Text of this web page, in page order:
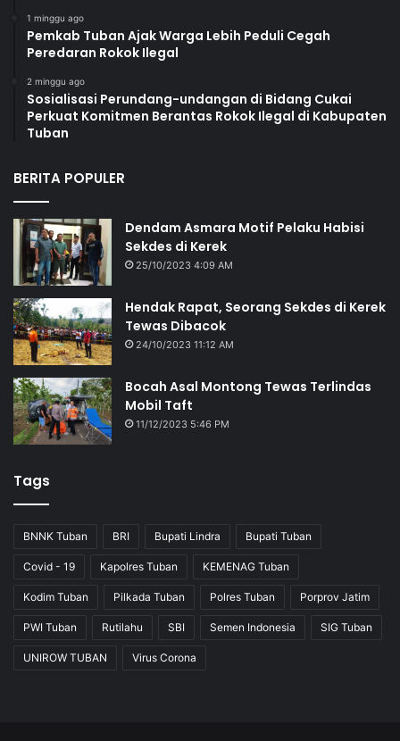
1 minggu ago
Pemkab Tuban Ajak Warga Lebih Peduli Cegah
Peredaran Rokok Ilegal
2 minggu ago
Sosialisasi Perundang-undangan di Bidang Cukai
Perkuat Komitmen Berantas Rokok Ilegal di Kabupaten
Tuban
BERITA POPULER
Dendam Asmara Motif Pelaku Habisi
Sekdes di Kerek
25/10/2023 4:09 AM
Hendak Rapat, Seorang Sekdes di Kerek
Tewas Dibacok
24/10/2023 11:12 AM
Bocah Asal Montong Tewas Terlindas
Mobil Taft
11/12/2023 5:46 PM
Tags
BNNK Tuban BRI Bupati Lindra Bupati Tuban
Covid - 19 Kapolres Tuban KEMENAG Tuban
Kodim Tuban Pilkada Tuban Polres Tuban Porprov Jatim
PWI Tuban Rutilahu SBI Semen Indonesia SIG Tuban
UNIROW TUBAN Virus Corona